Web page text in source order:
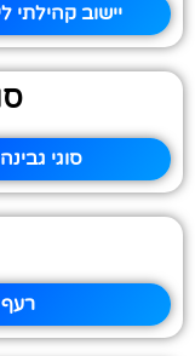
יישוב קהילתי
סוגי